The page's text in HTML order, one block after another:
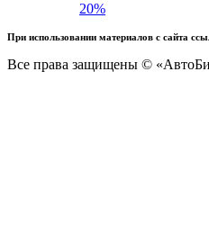
20%
При использовании материалов с сайта
Все права защищены ©